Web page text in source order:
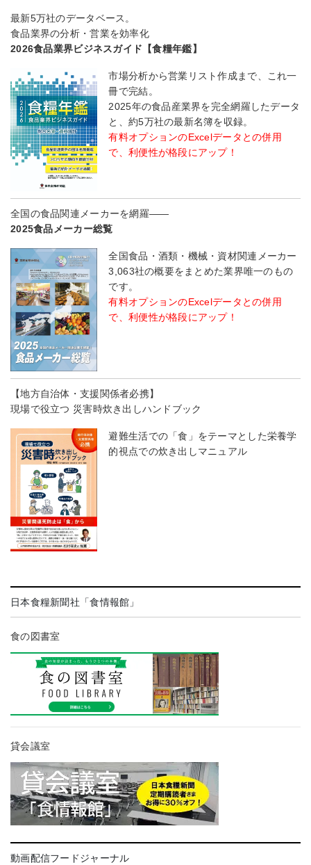
最新5万社のデータベース。
食品業界の分析・営業を効率化
2026食品業界ビジネスガイド【食糧年鑑】
市場分析から営業リスト作成まで、これ一
冊で完結。
2025年の食品産業界を完全網羅したデータ
と、約5万社の最新名簿を収録。
有料オプションのExcelデータとの併用
で、利便性が格段にアップ！
全国の食品関連メーカーを網羅――
2025食品メーカー総覧
全国食品・酒類・機械・資材関連メーカー
3,063社の概要をまとめた業界唯一のもの
です。
有料オプションのExcelデータとの併用
で、利便性が格段にアップ！
【地方自治体・支援関係者必携】
現場で役立つ 災害時炊き出しハンドブック
避難生活での「食」をテーマとした栄養学
的視点での炊き出しマニュアル
日本食糧新聞社「食情報館」
食の図書室
貸会議室
動画配信フードジャーナル